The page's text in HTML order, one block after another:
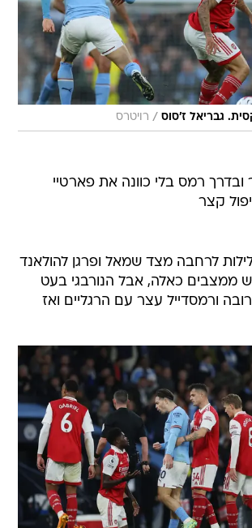
גבריאל ז'סוס / רויטרס
ובדרך רמס בלי כוונה את פארטיי
קצר
לרחבה מצד שמאל ופרגן להולאנד
ממצבים כאלה, אבל הנורבגי בעט
ורמסדייל עצר עם הרגליים ואז